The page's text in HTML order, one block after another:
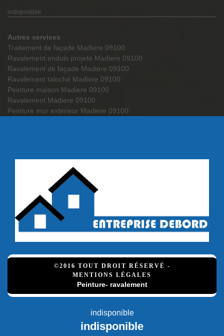
indisponible
Autres services
Traitement de façade Madiere 09100
Ravalement enduis projeté Madiere 09100
Ravalement de façade Madiere 09100
Ravalement taloché Madiere 09100
Peinture maison Madiere 09100
Ravalement Madiere 09100
Peinture mur extérieur Madiere 09100
©2016 TOUT DROIT RÉSERVÉ -
MENTIONS LÉGALES
Peinture- ravalement
indisponible
indisponible